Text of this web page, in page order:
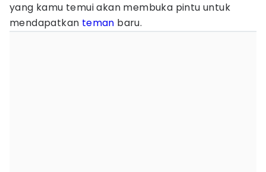
yang kamu temui akan membuka pintu untuk
mendapatkan teman baru.